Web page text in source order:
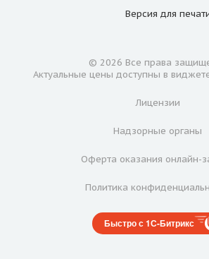
Версия для
© 2026 Все права
Актуальные цены доступны в
Лицензии
Надзорные органы
Оферта оказания онлайн-
Политика
Быстро с 1С-Битрикс